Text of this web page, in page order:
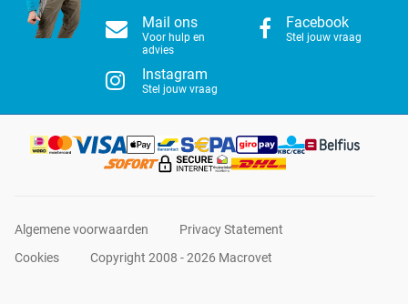
Mail ons
Voor hulp en
advies
Facebook
Stel jouw vraag
Instagram
Stel jouw vraag
Algemene voorwaarden
Privacy Statement
Cookies
Copyright 2008 - 2026 Macrovet